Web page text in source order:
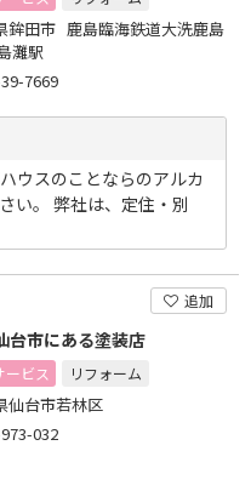
鉾田市 鹿島臨海鉄道大洗鹿島
灘駅
7669
ウスのことならのアルカ
い。 弊社は、定住・別
追加
台市にある塗装店
ービス リフォーム
仙台市若林区
032